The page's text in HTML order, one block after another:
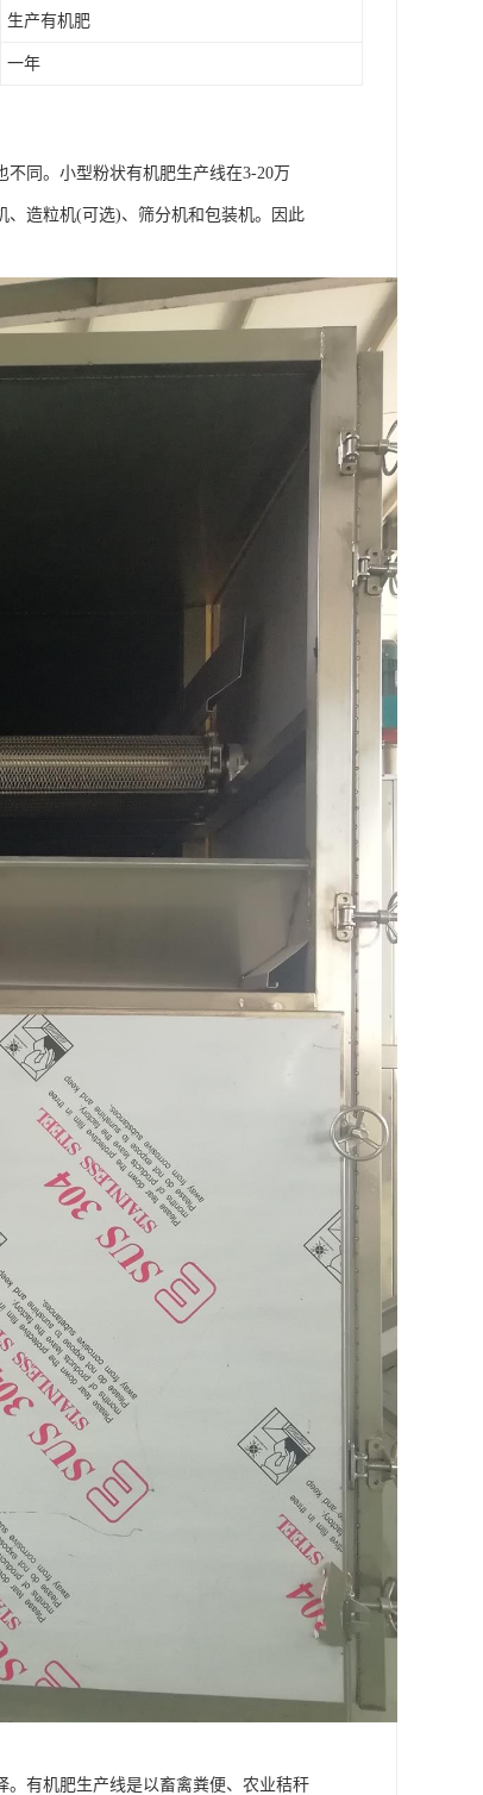
生产有机肥
一年
同。小型粉状有机肥生产线在3-20万
、造粒机(可选)、筛分机和包装机。因此
有机肥生产线是以畜禽粪便、农业秸秆